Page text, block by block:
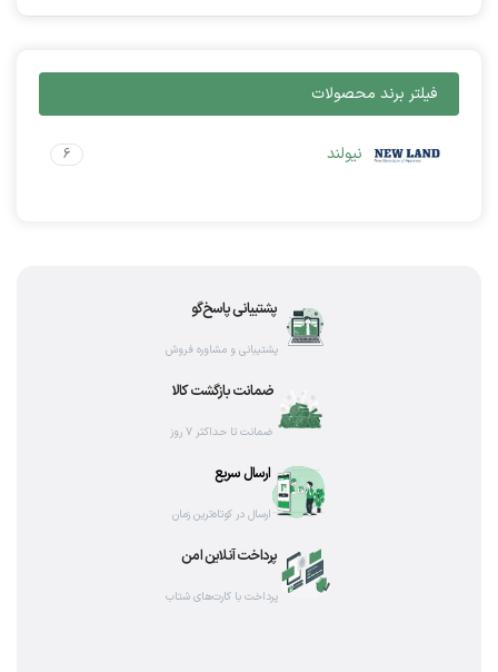
فیلتر برند محصولات
نیولند 6
پرداخت آنلاین امن
پرداخت با کارت‌های شتاب
ارسال سریع
ارسال در کوتاه‌ترین زمان
ضمانت بازگشت کالا
ضمانت تا حداکثر ۷ روز
پشتیبانی پاسخ‌گو
پشتیبانی و مشاوره فروش